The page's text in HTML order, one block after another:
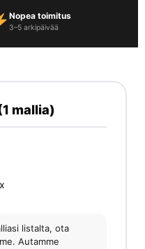
Nopea toimitus
3–5 arkipäivää
mallia)
listalta, ota
Autamme